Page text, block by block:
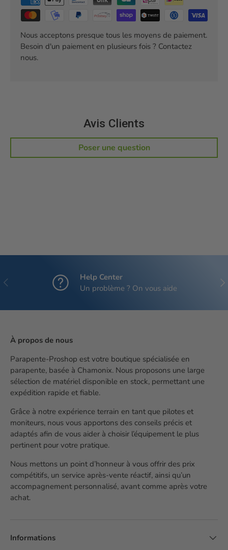
Nous acceptons presque tous les moyens de paiement.
Besoin d'un paiement en plusieurs fois ? Contactez
nous.
Avis Clients
Poser une question
Précédent
Help Center
Un problème ? On vous aide
À propos de nous
Parapente-Proshop est votre boutique spécialisée en
parapente, basée à Chamonix. Nous proposons une large
sélection de matériel disponible en stock, permettant une
expédition rapide et fiable.
Grâce à notre expérience terrain en tant que pilotes et
moniteurs, nous vous apportons des conseils précis et
adaptés afin de vous aider à choisir l’équipement le plus
pertinent pour votre pratique.
Nous mettons un point d’honneur à vous offrir des prix
compétitifs, un service après-vente réactif, ainsi qu’un
accompagnement personnalisé, avant comme après votre
achat.
Informations